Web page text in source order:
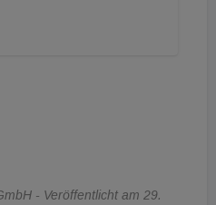
- Veröffentlicht am 29.